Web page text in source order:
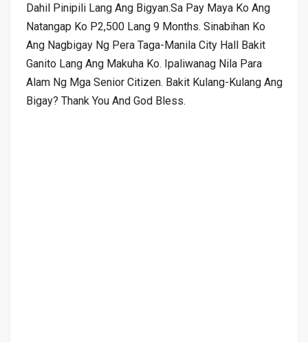
Dahil Pinipili Lang Ang Bigyan.Sa Pay Maya Ko Ang
Natangap Ko P2,500 Lang 9 Months. Sinabihan Ko
Ang Nagbigay Ng Pera Taga-Manila City Hall Bakit
Ganito Lang Ang Makuha Ko. Ipaliwanag Nila Para
Alam Ng Mga Senior Citizen. Bakit Kulang-Kulang Ang
Bigay? Thank You And God Bless.